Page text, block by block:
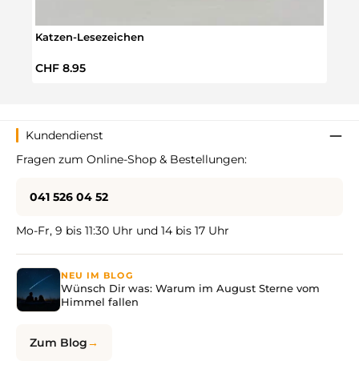
Katzen-Lesezeichen
Regulärer Preis:
CHF 8.95
Kundendienst
Fragen zum Online-Shop & Bestellungen:
041 526 04 52
Mo-Fr, 9 bis 11:30 Uhr und 14 bis 17 Uhr
NEU IM BLOG
Wünsch Dir was: Warum im August Sterne vom
Himmel fallen
Zum Blog